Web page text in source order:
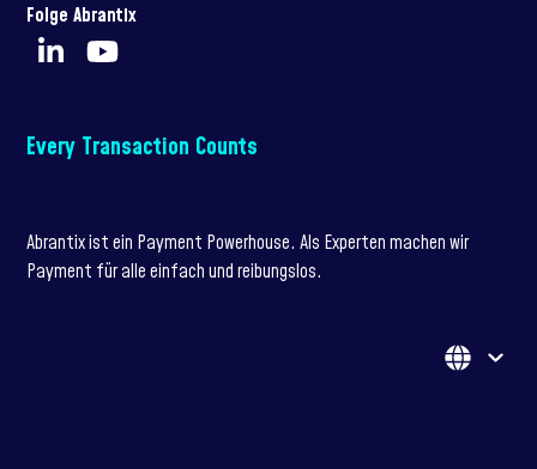
Folge Abrantix
Every Transaction Counts
Abrantix ist ein Payment Powerhouse. Als Experten machen wir
Payment für alle einfach und reibungslos.